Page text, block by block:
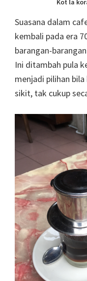
Kot la
Suasana dalam
kembali pada era
barangan-
Ini ditambah pula
menjadi pilihan
sikit, tak cukup